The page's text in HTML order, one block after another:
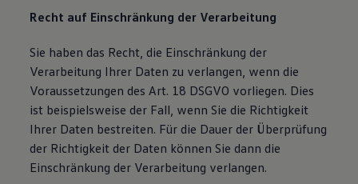
Recht auf Einschränkung der Verarbeitung
Sie haben das Recht, die Einschränkung der
Verarbeitung Ihrer Daten zu verlangen, wenn die
Voraussetzungen des Art. 18 DSGVO vorliegen. Dies
ist beispielsweise der Fall, wenn Sie die Richtigkeit
Ihrer Daten bestreiten. Für die Dauer der Überprüfung
der Richtigkeit der Daten können Sie dann die
Einschränkung der Verarbeitung verlangen.